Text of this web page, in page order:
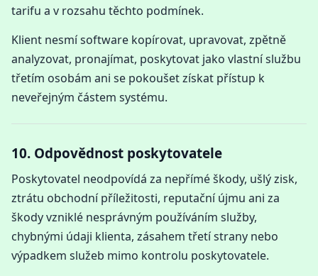
tarifu a v rozsahu těchto podmínek.
Klient nesmí software kopírovat, upravovat, zpětně
analyzovat, pronajímat, poskytovat jako vlastní službu
třetím osobám ani se pokoušet získat přístup k
neveřejným částem systému.
10. Odpovědnost poskytovatele
Poskytovatel neodpovídá za nepřímé škody, ušlý zisk,
ztrátu obchodní příležitosti, reputační újmu ani za
škody vzniklé nesprávným používáním služby,
chybnými údaji klienta, zásahem třetí strany nebo
výpadkem služeb mimo kontrolu poskytovatele.